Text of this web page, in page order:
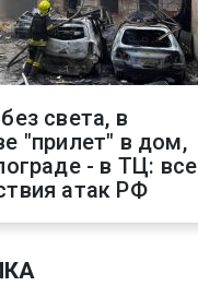
света, в
"прилет" в дом,
- в ТЦ: все
атак РФ